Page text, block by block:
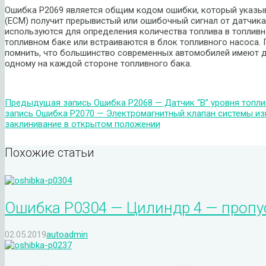
Ошибка P2069 является общим кодом ошибки, который
(ECM) получит прерывистый или ошибочный сигнал от
используются для определения количества топлива в
топливном баке или встраиваются в блок топливного
помнить, что большинство современных автомобилей имеют
одному на каждой стороне топливного бака.
Предыдущая запись Ошибка P2068 — Датчик “B” уровня
запись Ошибка P2070 — Электромагнитный клапан системы
заклинивание в открытом положении
Похожие статьи
Ошибка P0304 — Цилиндр 4 —
02.05.2019autoadmin